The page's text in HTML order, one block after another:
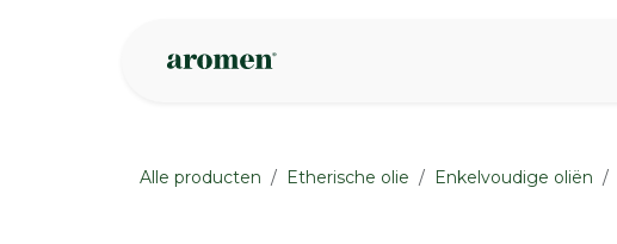
Alle producten Etherische olie Enkelvoudige oliën